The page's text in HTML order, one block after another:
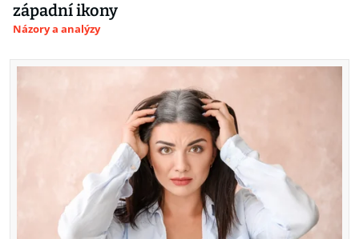
západní ikony
Názory a analýzy